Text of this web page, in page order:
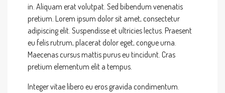
in. Aliquam erat volutpat. Sed bibendum venenatis
pretium. Lorem ipsum dolor sit amet, consectetur
adipiscing elit. Suspendisse et ultricies lectus. Praesent
eu felis rutrum, placerat dolor eget, congue urna.
Maecenas cursus mattis purus eu tincidunt. Cras
pretium elementum elit a tempus.
Integer vitae libero eu eros gravida condimentum.